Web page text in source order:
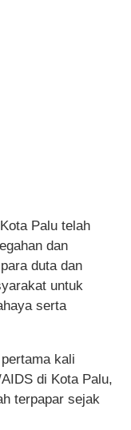
Palu telah
dan
duta dan
untuk
serta
kali
di Kota Palu,
terpapar sejak